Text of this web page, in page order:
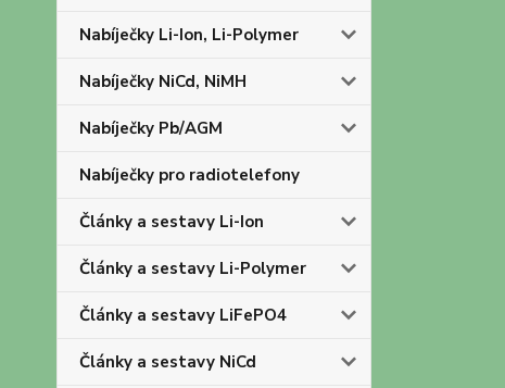
Nabíječky Li-Ion, Li-Polymer
Nabíječky NiCd, NiMH
Nabíječky Pb/AGM
Nabíječky pro radiotelefony
Články a sestavy Li-Ion
Články a sestavy Li-Polymer
Články a sestavy LiFePO4
Články a sestavy NiCd